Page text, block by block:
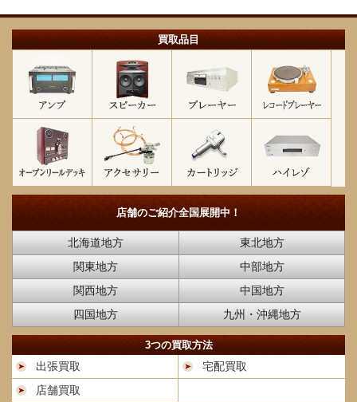
買取品目
店舗のご紹介全国展開中！
北海道地方
東北地方
関東地方
中部地方
関西地方
中国地方
四国地方
九州・沖縄地方
3つの買取方法
出張買取
宅配買取
店舗買取